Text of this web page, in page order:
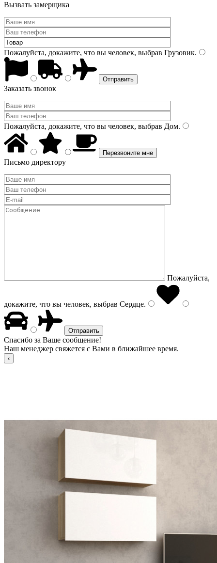
Вызвать замерщика
Пожалуйста, докажите, что вы человек, выбрав Грузовик.
Заказать звонок
Пожалуйста, докажите, что вы человек, выбрав Дом.
Письмо директору
Пожалуйста,
докажите, что вы человек, выбрав Сердце.
Спасибо за Ваше сообщение!
Наш менеджер свяжется с Вами в ближайшее время.